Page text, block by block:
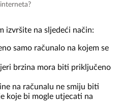
izvršite na sljedeći način:
samo računalo na kojem se
brzina mora biti priključeno
na računalu ne smiju biti
koje bi mogle utjecati na